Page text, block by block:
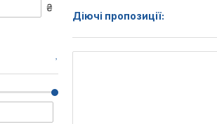
₴
Діючі пропозиції: